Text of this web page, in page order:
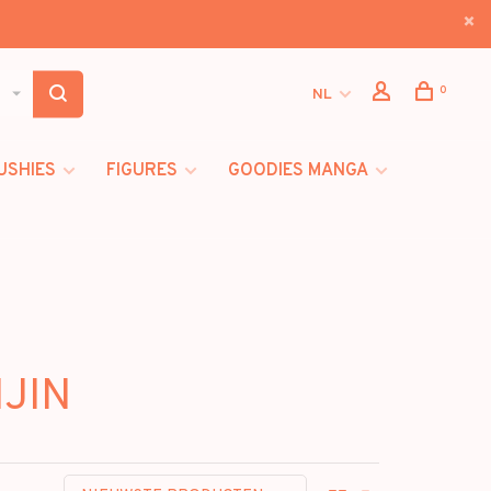
NL 0
FIGURES
GOODIES MANGA